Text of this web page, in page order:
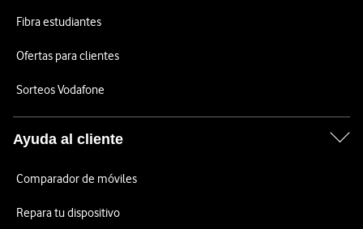
Fibra estudiantes
Ofertas para clientes
Sorteos Vodafone
Ayuda al cliente
Comparador de móviles
Repara tu dispositivo